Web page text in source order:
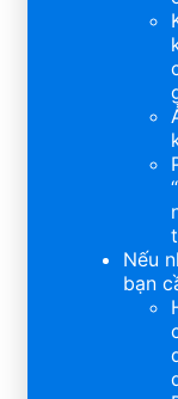
Nếu
bạn